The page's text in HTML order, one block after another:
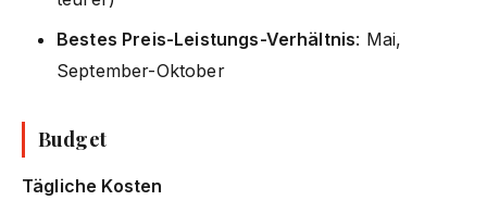
Bestes Preis-Leistungs-Verhältnis: Mai,
September-Oktober
Budget
Tägliche Kosten